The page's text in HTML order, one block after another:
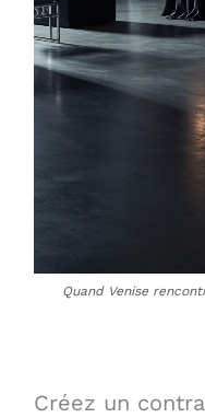
Quand Venise
Créez un